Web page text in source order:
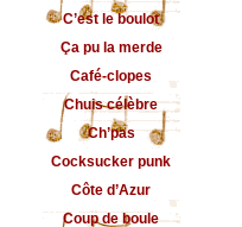
C’est le boulot
Ça pu la merde
Café-clopes
Chuis célèbre
Ch’pas
Cocksucker punk
Côte d’Azur
Coup de boule